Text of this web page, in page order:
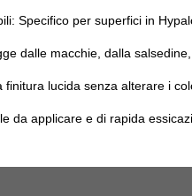
Specifico per superfici in
dalle macchie, dalla
finitura lucida senza alterare i
da applicare e di rapida